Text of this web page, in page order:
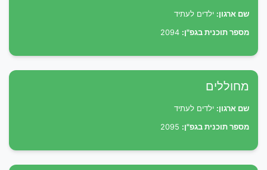
שם ארגון: ילדים לעתיד
מספר תוכנית בגפ"ן:
מחוללים
שם ארגון: ילדים לעתיד
מספר תוכנית בגפ"ן: